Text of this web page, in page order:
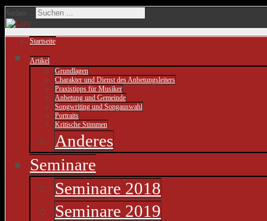
Suchen ...
Startseite
Artikel
Grundlagen
Charakter und Dienst des Anbetungsleiters
Praxistipps für Musiker
Anbetung und Gemeinde
Songwriting und Songauswahl
Portraits
Kritische Stimmen
Anderes
Seminare
Seminare 2018
Seminare 2019